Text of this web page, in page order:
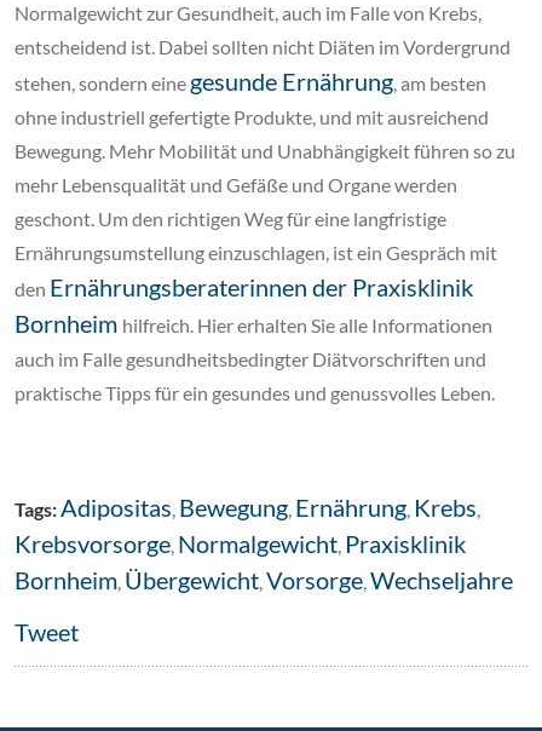
Normalgewicht zur Gesundheit, auch im Falle von Krebs,
entscheidend ist. Dabei sollten nicht Diäten im Vordergrund
stehen, sondern eine gesunde Ernährung, am besten
ohne industriell gefertigte Produkte, und mit ausreichend
Bewegung. Mehr Mobilität und Unabhängigkeit führen so zu
mehr Lebensqualität und Gefäße und Organe werden
geschont. Um den richtigen Weg für eine langfristige
Ernährungsumstellung einzuschlagen, ist ein Gespräch mit
den Ernährungsberaterinnen der Praxisklinik
Bornheim hilfreich. Hier erhalten Sie alle Informationen
auch im Falle gesundheitsbedingter Diätvorschriften und
praktische Tipps für ein gesundes und genussvolles Leben.
Tags:Adipositas, Bewegung, Ernährung, Krebs,
Krebsvorsorge, Normalgewicht, Praxisklinik
Bornheim, Übergewicht,Vorsorge,Wechseljahre
Tweet